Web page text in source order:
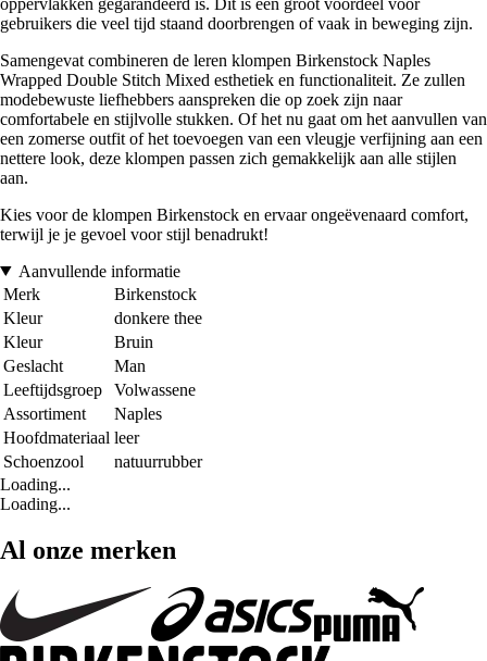
gebruikers die veel tijd staand doorbrengen of vaak in beweging zijn.
Samengevat combineren de leren klompen Birkenstock Naples
Wrapped Double Stitch Mixed esthetiek en functionaliteit. Ze zullen
modebewuste liefhebbers aanspreken die op zoek zijn naar
comfortabele en stijlvolle stukken. Of het nu gaat om het aanvullen van
een zomerse outfit of het toevoegen van een vleugje verfijning aan een
nettere look, deze klompen passen zich gemakkelijk aan alle stijlen
aan.
Kies voor de klompen Birkenstock en ervaar ongeëvenaard comfort,
terwijl je je gevoel voor stijl benadrukt!
Aanvullende informatie
Merk
Birkenstock
Kleur
donkere thee
Kleur
Bruin
Geslacht
Man
Leeftijdsgroep
Volwassene
Assortiment
Naples
Hoofdmateriaal leer
Schoenzool
natuurrubber
Loading...
Loading...
Al onze merken